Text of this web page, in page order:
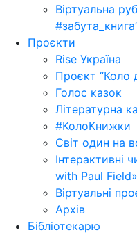
Віртуальна
Проєкти
Rise Україна
Проєкт “Коло
Голос казок
Літературна
#КолоКнижки
Світ один на
Інтерактивні
with Paul Field»
Віртуальні
Архів
Бібліотекарю